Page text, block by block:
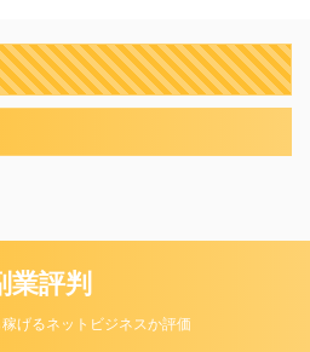
副業は怪しい点もなさそ
うなので悪い副業ではな
いと推測は出来ます。 し
く場合にも口コミを気に
するという人は多いと思
ショッピング ホテルや旅
気にしない人もいるかも
しれませんが、初めて何
かをしたり、購入したり
する場合には不安も少な
業評判
げるネットビジネスか評価